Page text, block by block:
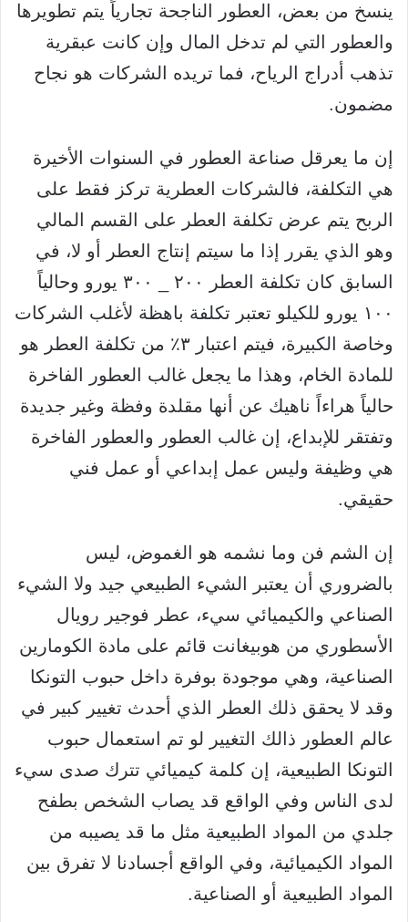
ينسخ من بعض، العطور الناجحة تجارياً يتم تطويرها
والعطور التي لم تدخل المال وإن كانت عبقرية
تذهب أدراج الرياح، فما تريده الشركات هو نجاح
مضمون.
إن ما يعرقل صناعة العطور في السنوات الأخيرة
هي التكلفة، فالشركات العطرية تركز فقط على
الربح يتم عرض تكلفة العطر على القسم المالي
وهو الذي يقرر إذا ما سيتم إنتاج العطر أو لا، في
السابق كان تكلفة العطر ٢٠٠ _ ٣٠٠ يورو وحالياً
١٠٠ يورو للكيلو تعتبر تكلفة باهظة لأغلب الشركات
وخاصة الكبيرة، فيتم اعتبار ٣٪؜ من تكلفة العطر هو
للمادة الخام، وهذا ما يجعل غالب العطور الفاخرة
حالياً هراءاً ناهيك عن أنها مقلدة وفظة وغير جديدة
وتفتقر للإبداع، إن غالب العطور والعطور الفاخرة
هي وظيفة وليس عمل إبداعي أو عمل فني
حقيقي.
إن الشم فن وما نشمه هو الغموض، ليس
بالضروري أن يعتبر الشيء الطبيعي جيد ولا الشيء
الصناعي والكيميائي سيء، عطر فوجير رويال
الأسطوري من هوبيغانت قائم على مادة الكومارين
الصناعية، وهي موجودة بوفرة داخل حبوب التونكا
وقد لا يحقق ذلك العطر الذي أحدث تغيير كبير في
عالم العطور ذالك التغيير لو تم استعمال حبوب
التونكا الطبيعية، إن كلمة كيميائي تترك صدى سيء
لدى الناس وفي الواقع قد يصاب الشخص بطفح
جلدي من المواد الطبيعية مثل ما قد يصيبه من
المواد الكيميائية، وفي الواقع أجسادنا لا تفرق بين
المواد الطبيعية أو الصناعية.